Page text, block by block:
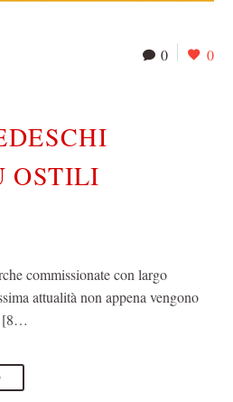
0 0
OSTILI
commissionate con largo
attualità non appena vengono
[8…